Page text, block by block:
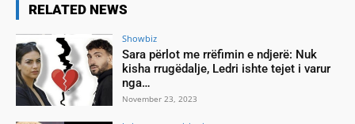
RELATED NEWS
Showbiz
Sara përlot me rrëfimin e ndjerë: Nuk
kisha rrugëdalje, Ledri ishte tejet i varur
nga…
November 23, 2023